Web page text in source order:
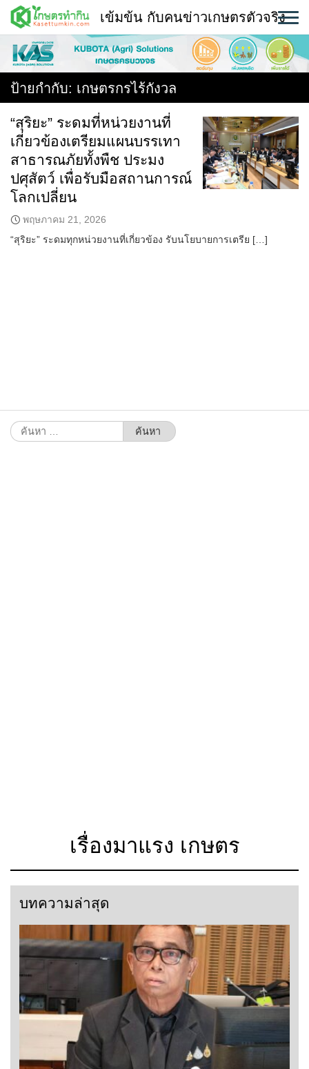
Skip
content
พืช
หน้าแรก
แวดวงเกษตร
ใคร ทำอะไร ที่ไหน
สถานีข่าววันนี้
เข้มข้น กับคนข่าวเกษตรตัวจริง
ป้ายกำกับ: เกษตรกรไร้กังวล
“สุริยะ” ระดมที่หน่วยงานที่
เกี่ยวข้องเตรียมแผนบรรเทา
สาธารณภัยทั้งพืช ประมง
ปศุสัตว์ เพื่อรับมือสถานการณ์
โลกเปลี่ยน
พฤษภาคม 21, 2026
“สุริยะ” ระดมทุกหน่วยงานที่เกี่ยวข้อง รับนโยบายการเตรีย […]
ค้นหา
สำหรับ:
เรื่องมาแรง เกษตร
บทความล่าสุด